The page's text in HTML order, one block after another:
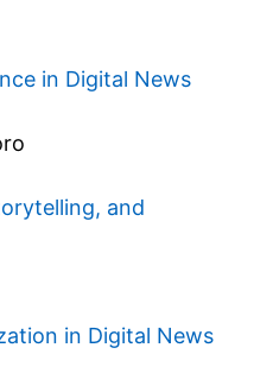
in Digital News
and
in Digital News